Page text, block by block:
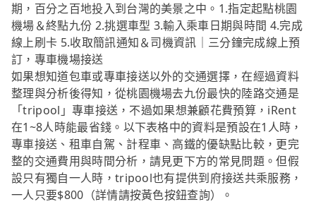
期，百分之百地投入到台灣的美景之中。1.指定起點桃園
機場＆終點九份 2.挑選車型 3.輸入乘車日期與時間 4.完成
線上刷卡 5.收取簡訊通知＆司機資訊｜三分鐘完成線上預
訂，專車機場接送
如果想知道包車或專車接送以外的交通選擇，在經過資料
整理與分析後得知，從桃園機場去九份最快的陸路交通是
「tripool」專車接送，不過如果想兼顧花費預算，iRent
在1~8人時能最省錢。以下表格中的資料是預設在1人時，
專車接送、租車自駕、計程車、高鐵的優缺點比較，更完
整的交通費用與時間分析，請見更下方的常見問題。但假
設只有獨自一人時，tripool也有提供到府接送共乘服務，
一人只要$800（詳情請按黃色按鈕查詢）。